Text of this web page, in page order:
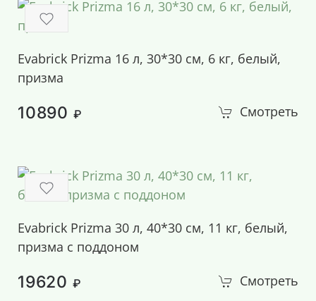
Evabrick Prizma 16 л, 30*30 см, 6 кг, белый,
призма
10890 ₽ Смотреть
Evabrick Prizma 30 л, 40*30 см, 11 кг, белый,
призма с поддоном
19620 ₽ Смотреть